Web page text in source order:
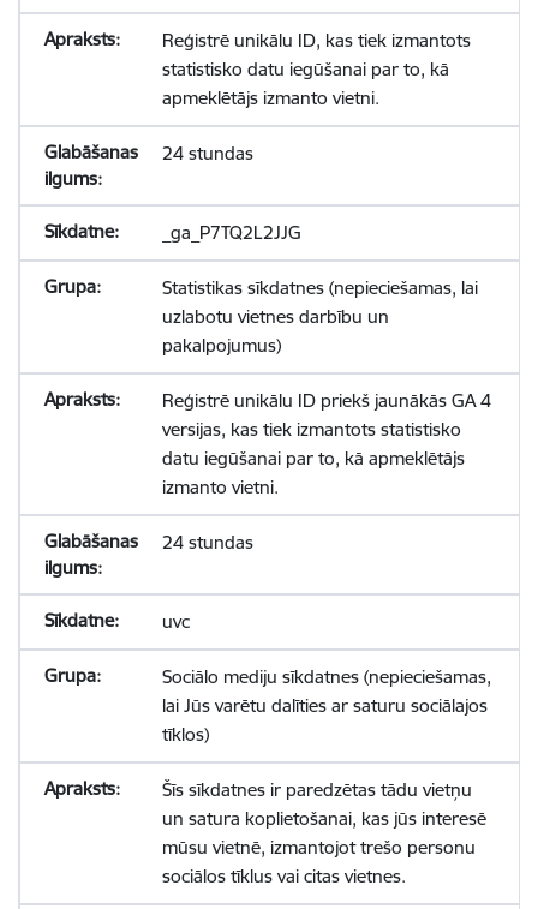
Reģistrē unikālu ID, kas tiek izmantots
statistisko datu iegūšanai par to, kā
apmeklētājs izmanto vietni.
24 stundas
_ga_P7TQ2L2JJG
Statistikas sīkdatnes (nepieciešamas, lai
uzlabotu vietnes darbību un
pakalpojumus)
Reģistrē unikālu ID priekš jaunākās GA 4
versijas, kas tiek izmantots statistisko
datu iegūšanai par to, kā apmeklētājs
izmanto vietni.
24 stundas
uvc
Sociālo mediju sīkdatnes (nepieciešamas,
lai Jūs varētu dalīties ar saturu sociālajos
tīklos)
Šīs sīkdatnes ir paredzētas tādu vietņu
un satura koplietošanai, kas jūs interesē
mūsu vietnē, izmantojot trešo personu
sociālos tīklus vai citas vietnes.